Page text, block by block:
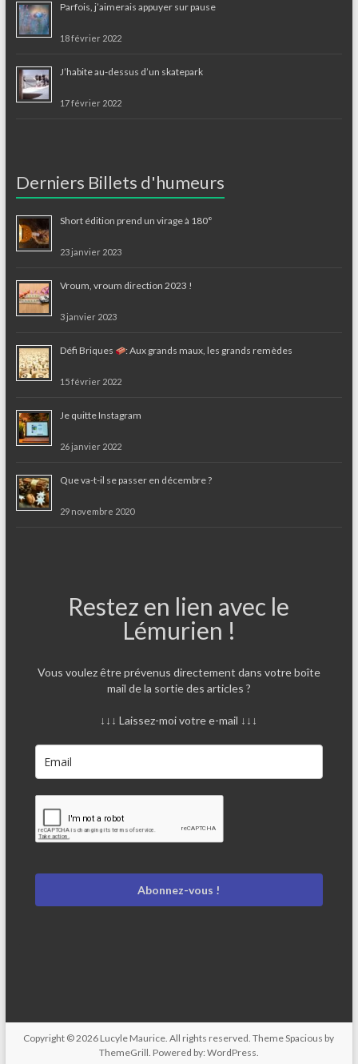
Parfois, j’aimerais appuyer sur pause
18 février 2022
J’habite au-dessus d’un skatepark
17 février 2022
Derniers Billets d'humeurs
Short édition prend un virage à 180°
23 janvier 2023
Vroum, vroum direction 2023 !
3 janvier 2023
Défi Briques : Aux grands maux, les grands remèdes
15 février 2022
Je quitte Instagram
26 janvier 2022
Que va-t-il se passer en décembre ?
29 novembre 2020
Restez en lien avec le
Lémurien !
Vous voulez être prévenus directement dans votre boîte
mail de la sortie des articles ?
↓↓↓ Laissez-moi votre e-mail ↓↓↓
Abonnez-vous !
Copyright © 2026 Lucyle Maurice. All rights reserved. ThemeSpacious by
ThemeGrill. Powered by: WordPress.